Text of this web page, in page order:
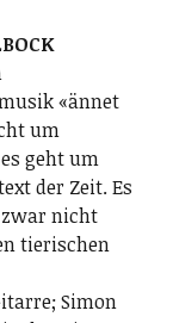
«ännet
um
geht um
der Zeit. Es
nicht
tierischen
­Simon